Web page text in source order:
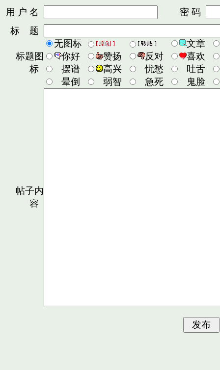
用 户 名
密 码
标 题
标题图
标
无图标
文章
你好
赞扬 反对
喜欢
摆谱
高兴 忧愁
吐舌
晕倒
弱智 急死 鬼脸
帖子内
容